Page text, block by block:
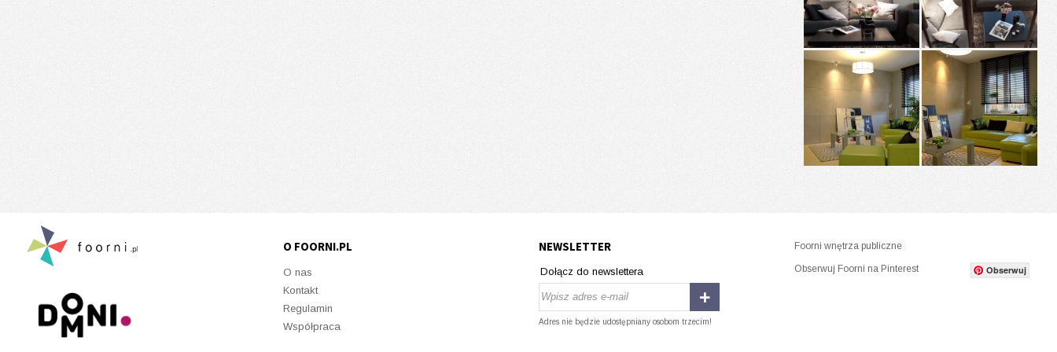
O FOORNI.PL
O nas
Kontakt
Regulamin
Współpraca
NEWSLETTER
Dołącz do newslettera
Adres nie będzie udostępniany osobom trzecim!
Foorni wnętrza publiczne
Obserwuj Foorni na Pinterest Obserwuj